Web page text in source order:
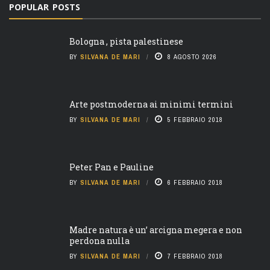
POPULAR POSTS
Bologna , pista palestinese
BY SILVANA DE MARI 8 AGOSTO 2026
Arte postmoderna ai minimi termini
BY SILVANA DE MARI 5 FEBBRAIO 2018
Peter Pan e Pauline
BY SILVANA DE MARI 6 FEBBRAIO 2018
Madre natura è un’ arcigna megera e non
perdona nulla
BY SILVANA DE MARI 7 FEBBRAIO 2018